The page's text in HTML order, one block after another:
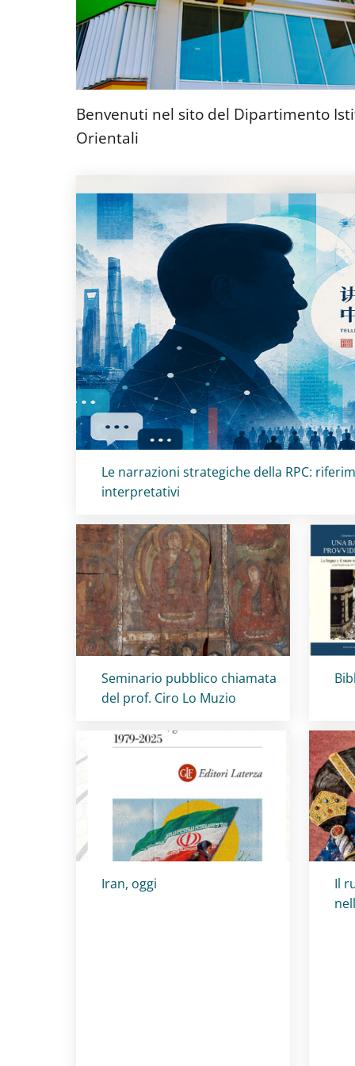
Benvenuti nel sito del Dipartimento
Orientali
Titolo card:
Le narrazioni strategiche della RPC:
interpretativi
Titolo card:
Seminario pubblico chiamata
del prof. Ciro Lo Muzio
Titolo card
Iran, oggi
Il